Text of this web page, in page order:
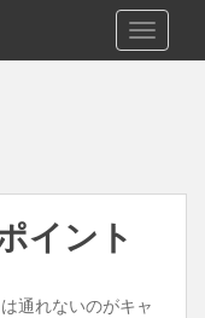
イント
通れないのがキャ